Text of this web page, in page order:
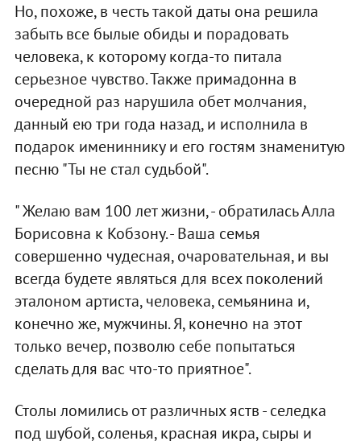
Но, похоже, в честь такой даты она решила
забыть все былые обиды и порадовать
человека, к которому когда-то питала
серьезное чувство. Также примадонна в
очередной раз нарушила обет молчания,
данный ею три года назад, и исполнила в
подарок имениннику и его гостям знаменитую
песню "Ты не стал судьбой".
" Желаю вам 100 лет жизни, - обратилась Алла
Борисовна к Кобзону. - Ваша семья
совершенно чудесная, очаровательная, и вы
всегда будете являться для всех поколений
эталоном артиста, человека, семьянина и,
конечно же, мужчины. Я, конечно на этот
только вечер, позволю себе попытаться
сделать для вас что-то приятное".
Столы ломились от различных яств - селедка
под шубой, соленья, красная икра, сыры и